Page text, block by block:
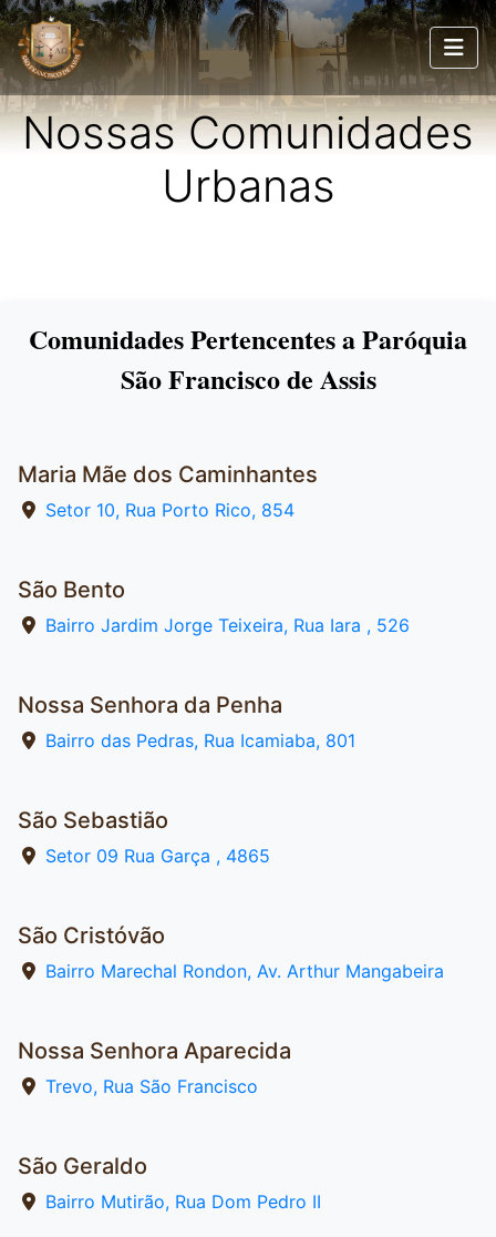
Nossas Comunidades
Urbanas
Comunidades Pertencentes a Paróquia
São Francisco de Assis
Maria Mãe dos Caminhantes
Setor 10, Rua Porto Rico, 854
São Bento
Bairro Jardim Jorge Teixeira, Rua Iara , 526
Nossa Senhora da Penha
Bairro das Pedras, Rua Icamiaba, 801
São Sebastião
Setor 09 Rua Garça , 4865
São Cristóvão
Bairro Marechal Rondon, Av. Arthur Mangabeira
Nossa Senhora Aparecida
Trevo, Rua São Francisco
São Geraldo
Bairro Mutirão, Rua Dom Pedro II